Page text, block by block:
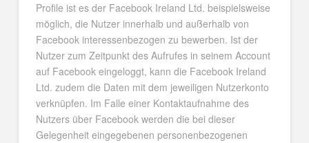
Profile ist es der Facebook Ireland Ltd. beispielsweise
möglich, die Nutzer innerhalb und außerhalb von
Facebook interessenbezogen zu bewerben. Ist der
Nutzer zum Zeitpunkt des Aufrufes in seinem Account
auf Facebook eingeloggt, kann die Facebook Ireland
Ltd. zudem die Daten mit dem jeweiligen Nutzerkonto
verknüpfen. Im Falle einer Kontaktaufnahme des
Nutzers über Facebook werden die bei dieser
Gelegenheit eingegebenen personenbezogenen